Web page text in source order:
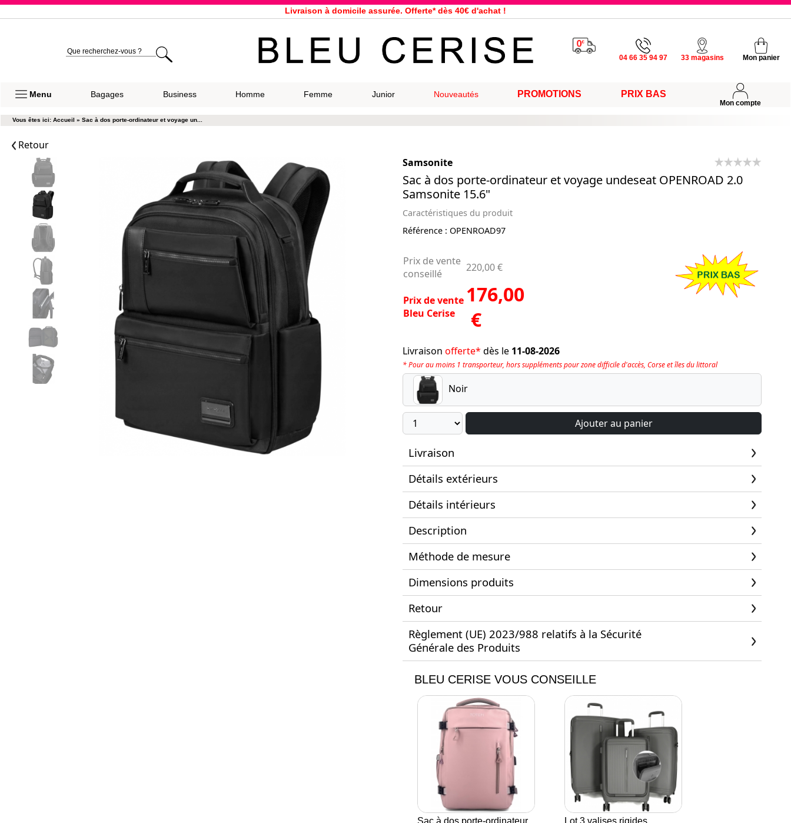
Livraison à domicile assurée. Offerte* dès 40€ d'achat !
Expédition le jour même pour toutes commandes passées avant 12h, du lundi au vendredi
33 magasins répartis dans la France. Un à proximité de chez vous ?
04 66 35 94 97 33 magasins Mon panier
Menu Bagages Business Homme Femme Junior Nouveautés PROMOTIONS PRIX BAS
Mon compte
Vous êtes ici: Accueil » Sac à dos porte-ordinateur et voyage un...
Retour
Samsonite
Sac à dos porte-ordinateur et voyage undeseat OPENROAD 2.0
Samsonite 15.6"
Caractéristiques du produit
Référence : OPENROAD97
Prix de vente
conseillé
220,00 €
Prix de vente
Bleu Cerise
176,00
€
Livraison offerte* dès le 11-08-2026
* Pour au moins 1 transporteur, hors suppléments pour zone difficile d'accès, Corse et îles du littoral
Noir
Ajouter au panier
Livraison
Détails extérieurs
Détails intérieurs
Description
Méthode de mesure
Dimensions produits
Retour
Règlement (UE) 2023/988 relatifs à la Sécurité
Générale des Produits
BLEU CERISE VOUS CONSEILLE
Sac à dos porte-ordinateur
Lot 3 valises rigides